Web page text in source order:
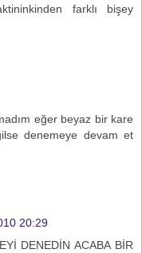
farklı bişey
eğer beyaz bir kare
denemeye devam et
20:29
DENEDİN ACABA BİR